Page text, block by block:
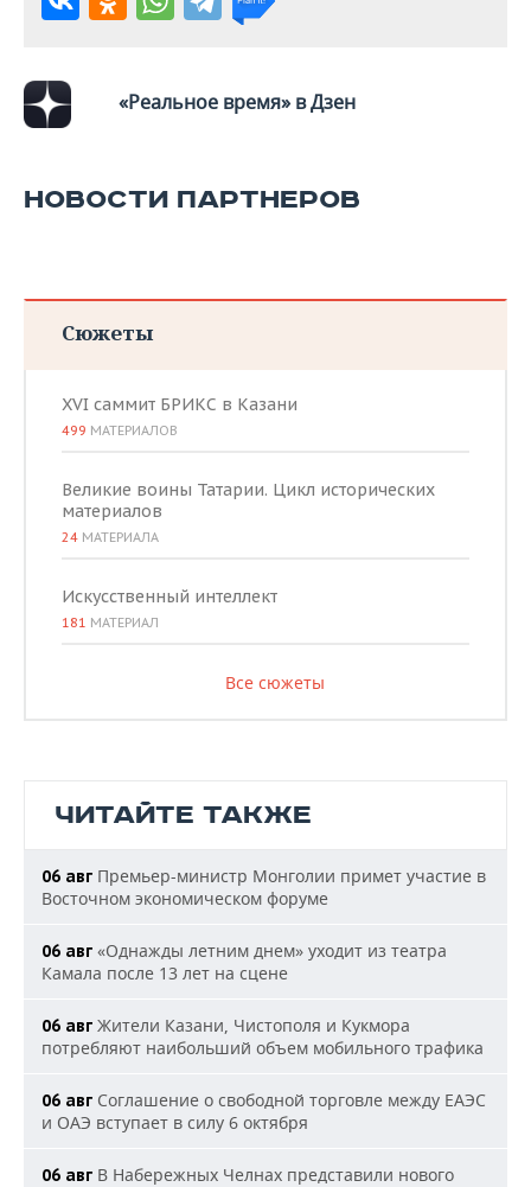
«Реальное время» в Дзен
НОВОСТИ ПАРТНЕРОВ
Сюжеты
XVI саммит БРИКС в Казани
499 МАТЕРИАЛОВ
Великие воины Татарии. Цикл исторических
материалов
24 МАТЕРИАЛА
Искусственный интеллект
181 МАТЕРИАЛ
Все сюжеты
ЧИТАЙТЕ ТАКЖЕ
06 авг Премьер-министр Монголии примет участие в
Восточном экономическом форуме
06 авг «Однажды летним днем» уходит из театра
Камала после 13 лет на сцене
06 авг Жители Казани, Чистополя и Кукмора
потребляют наибольший объем мобильного трафика
06 авг Соглашение о свободной торговле между ЕАЭС
и ОАЭ вступает в силу 6 октября
06 авг В Набережных Челнах представили нового